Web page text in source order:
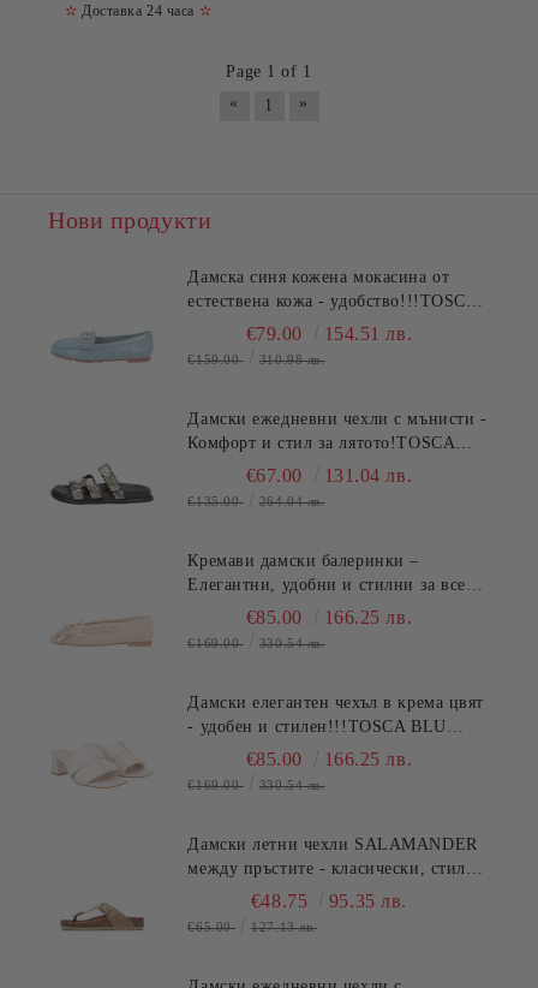
✫ Доставка 24 часа ✫
Page 1 of 1
«
1 »
Нови продукти
Дамска синя кожена мокасина от
естествена кожа - удобство!!!TOSCA
BLU (SKU)2612S120
€79.00 154.51 лв.
€159.00 310.98 лв.
Дамски ежедневни чехли с мънисти -
Комфорт и стил за лятото!TOSCA
BLU (SKU)2632S324
€67.00 131.04 лв.
€135.00 264.04 лв.
Кремави дамски балеринки –
Елегантни, удобни и стилни за всеки
ден TOSCA BLU (SKU)2613S134
€85.00 166.25 лв.
€169.00 330.54 лв.
Дамски елегантен чехъл в крема цвят
- удобен и стилен!!!TOSCA BLU
(SKU)2622S220
€85.00 166.25 лв.
€169.00 330.54 лв.
Дамски летни чехли SALAMANDER
между пръстите - класически, стилни
и удобни! (SKU)AV380
€48.75 95.35 лв.
€65.00 127.13 лв.